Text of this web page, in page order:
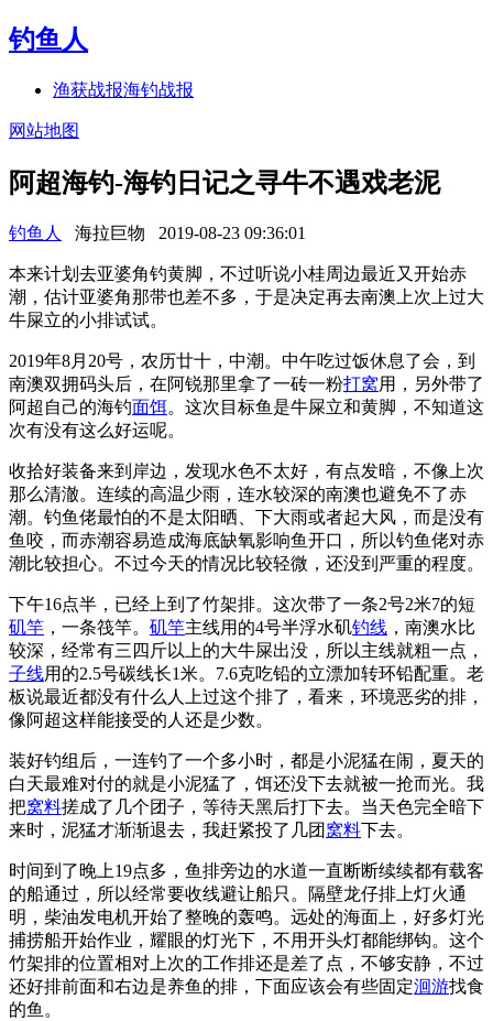
钓鱼人
渔获战报海钓战报
网站地图
阿超海钓-海钓日记之寻牛不遇戏老泥
钓鱼人 海拉巨物 2019-08-23 09:36:01
本来计划去亚婆角钓黄脚，不过听说小桂周边最近又开始赤
潮，估计亚婆角那带也差不多，于是决定再去南澳上次上过大
牛屎立的小排试试。
2019年8月20号，农历廿十，中潮。中午吃过饭休息了会，到
南澳双拥码头后，在阿锐那里拿了一砖一粉打窝用，另外带了
阿超自己的海钓面饵。这次目标鱼是牛屎立和黄脚，不知道这
次有没有这么好运呢。
收拾好装备来到岸边，发现水色不太好，有点发暗，不像上次
那么清澈。连续的高温少雨，连水较深的南澳也避免不了赤
潮。钓鱼佬最怕的不是太阳晒、下大雨或者起大风，而是没有
鱼咬，而赤潮容易造成海底缺氧影响鱼开口，所以钓鱼佬对赤
潮比较担心。不过今天的情况比较轻微，还没到严重的程度。
下午16点半，已经上到了竹架排。这次带了一条2号2米7的短
矶竿 ，一条筏竿。 矶竿主线用的4号半浮水矶钓线 ，南澳水比
较深，经常有三四斤以上的大牛屎出没，所以主线就粗一点，
子线用的2.5号碳线长1米。7.6克吃铅的立漂加转环铅配重。老
板说最近都没有什么人上过这个排了，看来，环境恶劣的排，
像阿超这样能接受的人还是少数。
装好钓组后，一连钓了一个多小时，都是小泥猛在闹，夏天的
白天最难对付的就是小泥猛了，饵还没下去就被一抢而光。我
把窝料搓成了几个团子，等待天黑后打下去。当天色完全暗下
来时，泥猛才渐渐退去，我赶紧投了几团 窝料下去。
时间到了晚上19点多，鱼排旁边的水道一直断断续续都有载客
的船通过，所以经常要收线避让船只。隔壁龙仔排上灯火通
明，柴油发电机开始了整晚的轰鸣。远处的海面上，好多灯光
捕捞船开始作业，耀眼的灯光下，不用开头灯都能绑钩。这个
竹架排的位置相对上次的工作排还是差了点，不够安静，不过
还好排前面和右边是养鱼的排，下面应该会有些固定洄游找食
的鱼。